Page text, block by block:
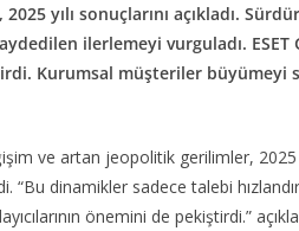
yılı sonuçlarını açıkladı.
ilerlemeyi vurguladı. ESET
Kurumsal müşteriler büyümeyi
ve artan jeopolitik gerilimler, 2025
dinamikler sadece talebi
önemini de pekiştirdi.”